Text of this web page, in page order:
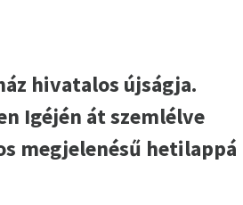
hivatalos újságja.
Igéjén át szemlélve
megjelenésű hetilappá